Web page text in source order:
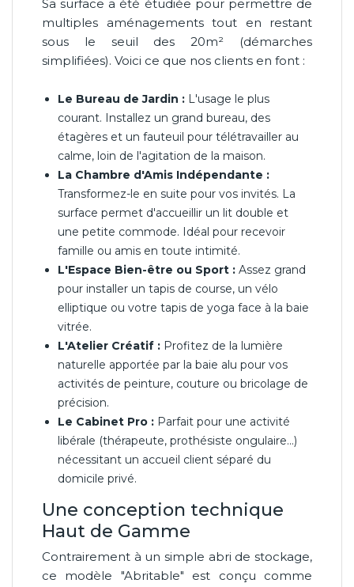
Sa surface a été étudiée pour permettre de
multiples aménagements tout en restant
sous le seuil des 20m² (démarches
simplifiées). Voici ce que nos clients en font :
Le Bureau de Jardin : L'usage le plus
courant. Installez un grand bureau, des
étagères et un fauteuil pour télétravailler au
calme, loin de l'agitation de la maison.
La Chambre d'Amis Indépendante :
Transformez-le en suite pour vos invités. La
surface permet d'accueillir un lit double et
une petite commode. Idéal pour recevoir
famille ou amis en toute intimité.
L'Espace Bien-être ou Sport : Assez grand
pour installer un tapis de course, un vélo
elliptique ou votre tapis de yoga face à la baie
vitrée.
L'Atelier Créatif : Profitez de la lumière
naturelle apportée par la baie alu pour vos
activités de peinture, couture ou bricolage de
précision.
Le Cabinet Pro : Parfait pour une activité
libérale (thérapeute, prothésiste ongulaire...)
nécessitant un accueil client séparé du
domicile privé.
Une conception technique
Haut de Gamme
Contrairement à un simple abri de stockage,
ce modèle "Abritable" est conçu comme